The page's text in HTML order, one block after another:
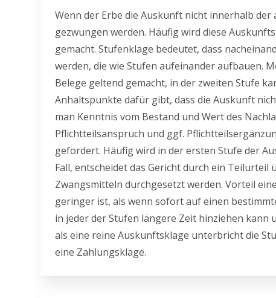
Wenn der Erbe die Auskunft nicht innerhalb
gezwungen werden. Häufig wird diese
gemacht. Stufenklage bedeutet, dass
werden, die wie Stufen aufeinander aufbauen.
Belege geltend gemacht, in der zweiten Stufe
Anhaltspunkte dafür gibt, dass die Auskunft
man Kenntnis vom Bestand und Wert des
Pflichtteilsanspruch und ggf.
gefordert. Häufig wird in der ersten Stufe der
Fall, entscheidet das Gericht durch ein
Zwangsmitteln durchgesetzt werden. Vorteil
geringer ist, als wenn sofort auf einen
in jeder der Stufen längere Zeit hinziehen kann
als eine reine Auskunftsklage unterbricht die
eine Zahlungsklage.